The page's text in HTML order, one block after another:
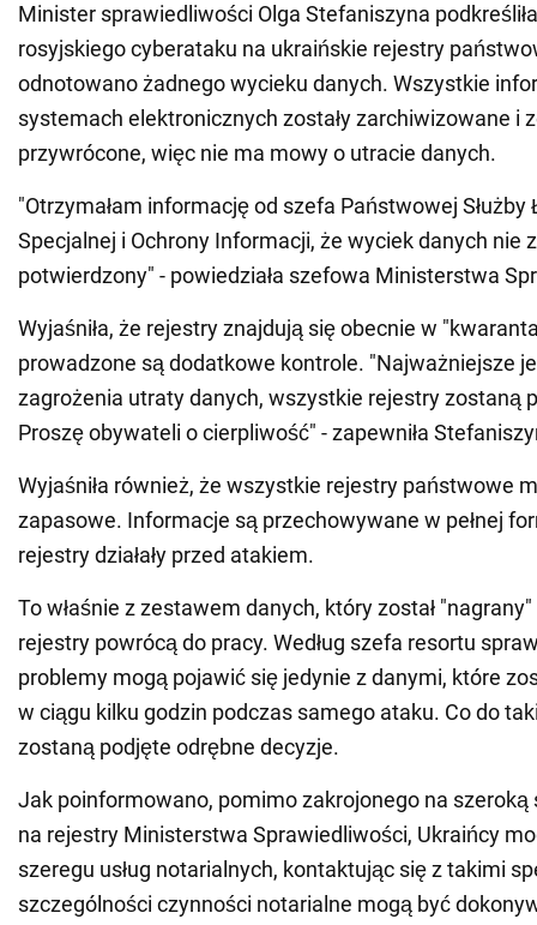
Minister sprawiedliwości Olga Stefaniszyna
rosyjskiego cyberataku na ukraińskie rejestry
odnotowano żadnego wycieku danych. Wszystkie
systemach elektronicznych zostały zarchiwizowane i
przywrócone, więc nie ma mowy o utracie danych.
"Otrzymałam informację od szefa Państwowej Służby
Specjalnej i Ochrony Informacji, że wyciek danych nie
potwierdzony" - powiedziała szefowa Ministerstwa
Wyjaśniła, że rejestry znajdują się obecnie w
prowadzone są dodatkowe kontrole. "Najważniejsze
zagrożenia utraty danych, wszystkie rejestry zostaną
Proszę obywateli o cierpliwość" - zapewniła
Wyjaśniła również, że wszystkie rejestry państwowe
zapasowe. Informacje są przechowywane w pełnej
rejestry działały przed atakiem.
To właśnie z zestawem danych, który został
rejestry powrócą do pracy. Według szefa resortu
problemy mogą pojawić się jedynie z danymi, które
w ciągu kilku godzin podczas samego ataku. Co do
zostaną podjęte odrębne decyzje.
Jak poinformowano, pomimo zakrojonego na szeroką
na rejestry Ministerstwa Sprawiedliwości, Ukraińcy
szeregu usług notarialnych, kontaktując się z takimi
szczególności czynności notarialne mogą być